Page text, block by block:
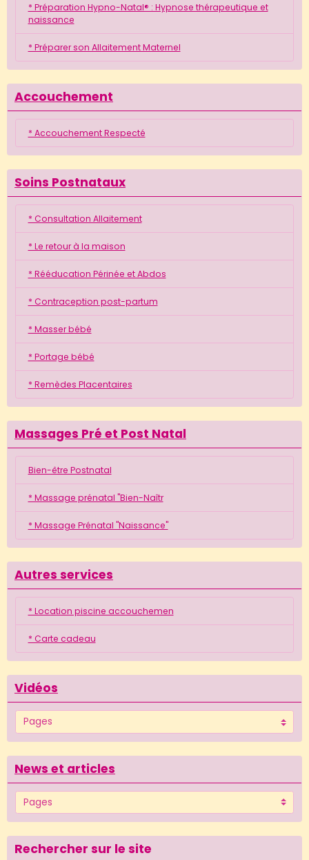
* Préparation Hypno-Natal® : Hypnose thérapeutique et
naissance
* Préparer son Allaitement Maternel
Accouchement
* Accouchement Respecté
Soins Postnataux
* Consultation Allaitement
* Le retour à la maison
* Rééducation Périnée et Abdos
* Contraception post-partum
* Masser bébé
* Portage bébé
* Remèdes Placentaires
Massages Pré et Post Natal
Bien-être Postnatal
* Massage prénatal "Bien-Naîtr
* Massage Prénatal "Naissance"
Autres services
* Location piscine accouchemen
* Carte cadeau
Vidéos
News et articles
Rechercher sur le site